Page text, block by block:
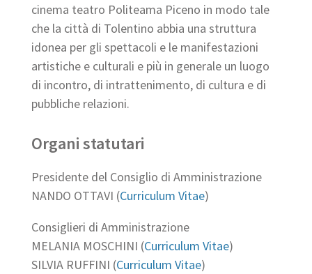
cinema teatro Politeama Piceno in modo tale
che la città di Tolentino abbia una struttura
idonea per gli spettacoli e le manifestazioni
artistiche e culturali e più in generale un luogo
di incontro, di intrattenimento, di cultura e di
pubbliche relazioni.
Organi statutari
Presidente del Consiglio di Amministrazione
NANDO OTTAVI (Curriculum Vitae)
Consiglieri di Amministrazione
MELANIA MOSCHINI (Curriculum Vitae)
SILVIA RUFFINI (Curriculum Vitae)